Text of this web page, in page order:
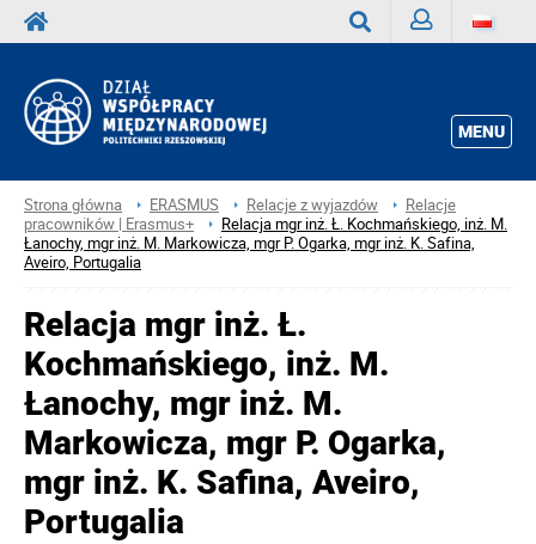
MENU
Strona główna ERASMUS Relacje z wyjazdów
Relacje
pracowników | Erasmus+
Relacja mgr inż. Ł. Kochmańskiego, inż. M.
Łanochy, mgr inż. M. Markowicza, mgr P. Ogarka, mgr inż. K. Safina,
Aveiro, Portugalia
Relacja mgr inż. Ł.
Kochmańskiego, inż. M.
Łanochy, mgr inż. M.
Markowicza, mgr P. Ogarka,
mgr inż. K. Safina, Aveiro,
Portugalia